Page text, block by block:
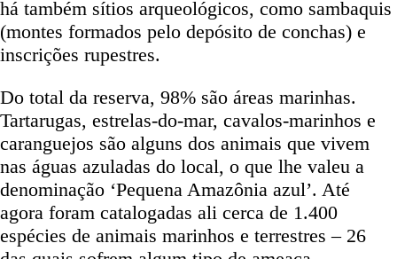
há também sítios arqueológicos, como sambaquis
(montes formados pelo depósito de conchas) e
inscrições rupestres.
Do total da reserva, 98% são áreas marinhas.
Tartarugas, estrelas-do-mar, cavalos-marinhos e
caranguejos são alguns dos animais que vivem
nas águas azuladas do local, o que lhe valeu a
denominação ‘Pequena Amazônia azul’. Até
agora foram catalogadas ali cerca de 1.400
espécies de animais marinhos e terrestres – 26